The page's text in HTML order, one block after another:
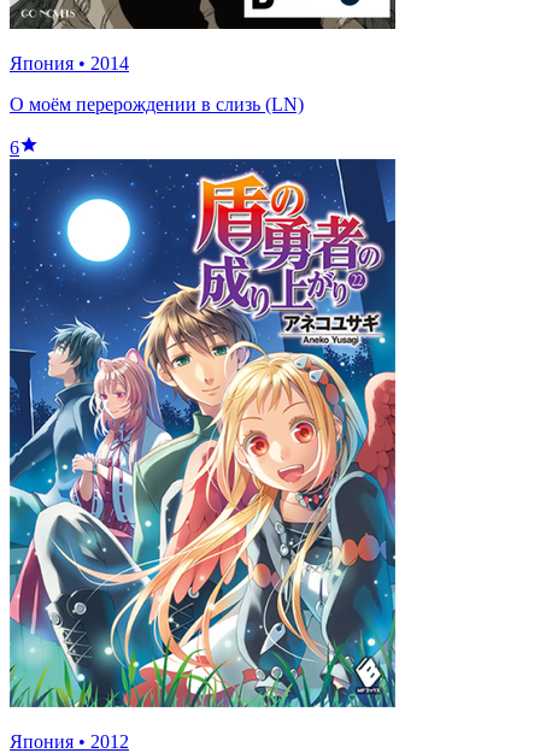
Япония • 2014
О моём перерождении в слизь (LN)
6
Япония • 2012